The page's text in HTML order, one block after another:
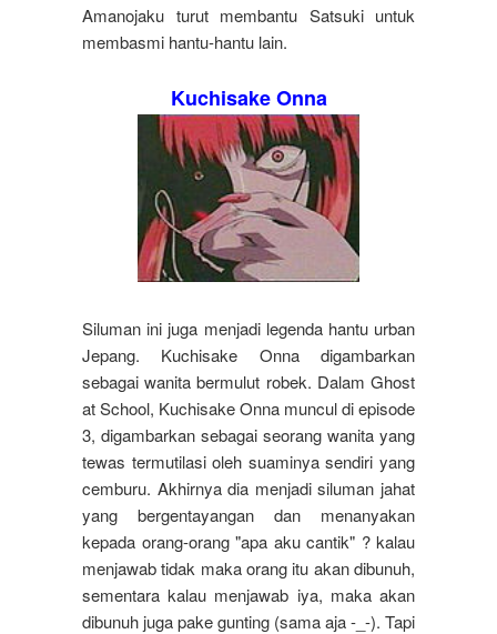
Amanojaku turut membantu Satsuki untuk
membasmi hantu-hantu lain.
Kuchisake Onna
Siluman ini juga menjadi legenda hantu urban
Jepang. Kuchisake Onna digambarkan
sebagai wanita bermulut robek. Dalam Ghost
at School, Kuchisake Onna muncul di episode
3, digambarkan sebagai seorang wanita yang
tewas termutilasi oleh suaminya sendiri yang
cemburu. Akhirnya dia menjadi siluman jahat
yang bergentayangan dan menanyakan
kepada orang-orang "apa aku cantik" ? kalau
menjawab tidak maka orang itu akan dibunuh,
sementara kalau menjawab iya, maka akan
dibunuh juga pake gunting (sama aja -_-). Tapi